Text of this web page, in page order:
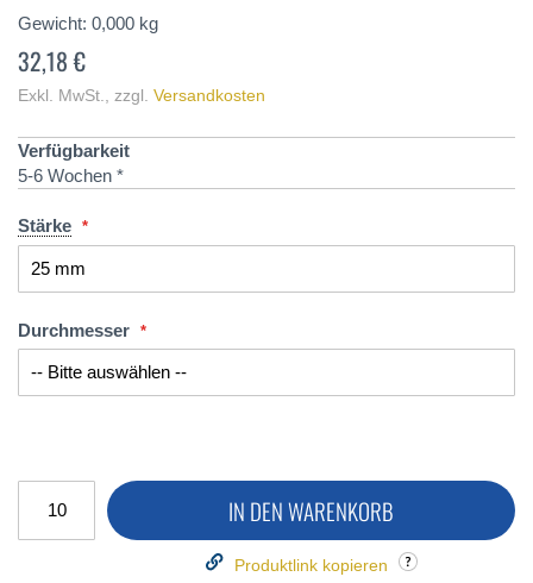
Gewicht: 0,000 kg
32,18 €
Exkl. MwSt., zzgl. Versandkosten
Verfügbarkeit
5-6 Wochen *
Stärke
Durchmesser
IN DEN WARENKORB
Produktlink kopieren